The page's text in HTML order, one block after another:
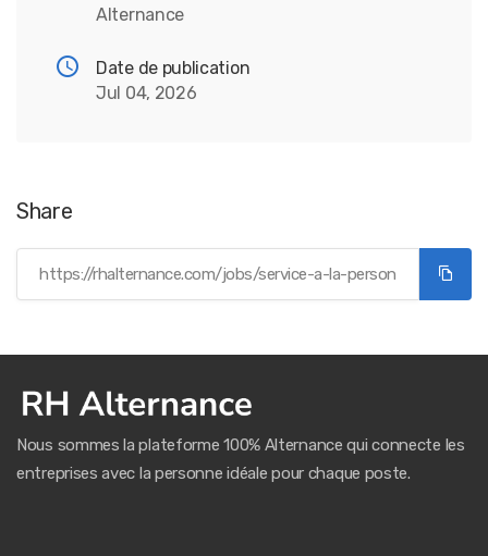
Alternance
Date de publication
Jul 04, 2026
Share
Nous sommes la plateforme 100% Alternance qui connecte les
entreprises avec la personne idéale pour chaque poste.